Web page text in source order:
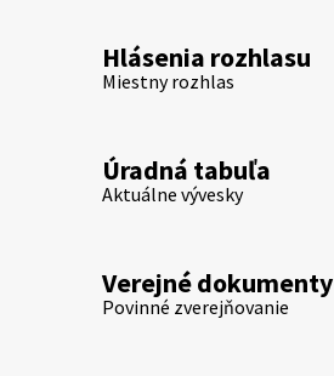
Hlásenia rozhlasu
Miestny rozhlas
Úradná tabuľa
Aktuálne vývesky
Verejné dokumenty
Povinné zverejňovanie